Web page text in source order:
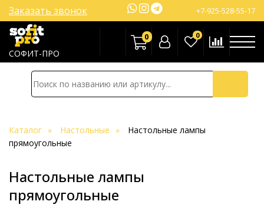
СОФИТ-ПРО
+7-925-528-55-17
Заказать звонок
0 0
Каталог Настольные
Настольные лампы
прямоугольные
Настольные лампы
прямоугольные